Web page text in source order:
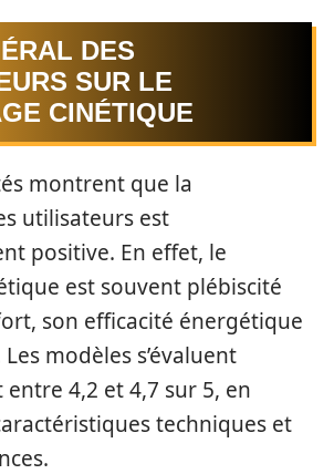
DES
SUR LE
CINÉTIQUE
montrent que la
utilisateurs est
positive. En effet, le
est souvent plébiscité
son efficacité énergétique
modèles s’évaluent
4,2 et 4,7 sur 5, en
techniques et